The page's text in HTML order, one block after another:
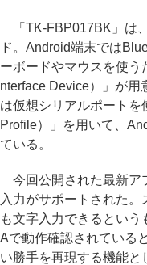
「TK-FBP017BK」は
ド。Android端末では
ーボードやマウスを使う
nterface Device）」が用
は仮想シリアルポート
Profile）」を用いて、
ている。
今回公開された最新ア
入力がサポートされた
も文字入力できるとい
Aで動作確認されている
い勝手を再現する機能